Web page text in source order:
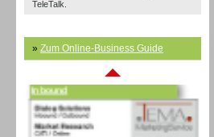
TeleTalk.
» Zum Online-Business Guide
Inbound